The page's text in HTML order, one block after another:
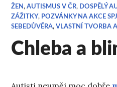
ŽEN,AUTISMUS V ČR, DOSPĚLÝ
ZÁŽITKY, POZVÁNKY NA AKCE
SEBEDŮVĚRA,VLASTNÍ TVORBA
Chleba a